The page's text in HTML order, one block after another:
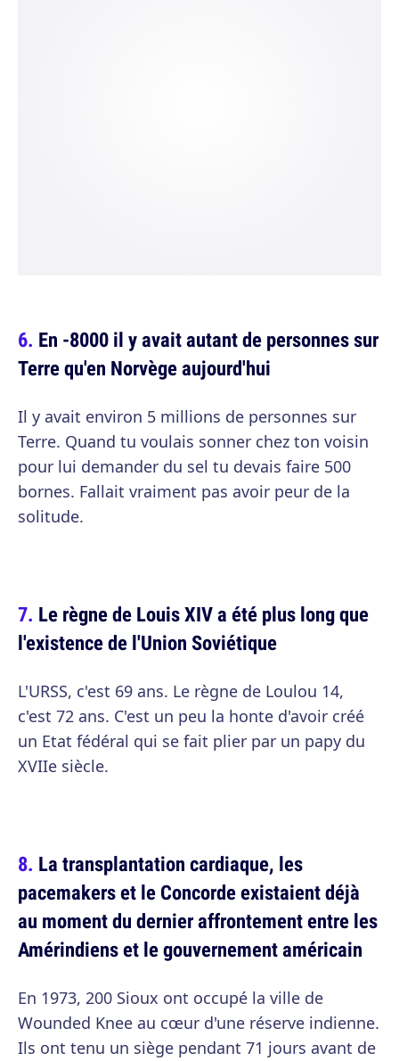
En -8000 il y avait autant de personnes sur
Terre qu'en Norvège aujourd'hui
Il y avait environ 5 millions de personnes sur
Terre. Quand tu voulais sonner chez ton voisin
pour lui demander du sel tu devais faire 500
bornes. Fallait vraiment pas avoir peur de la
solitude.
Le règne de Louis XIV a été plus long que
l'existence de l'Union Soviétique
L'URSS, c'est 69 ans. Le règne de Loulou 14,
c'est 72 ans. C'est un peu la honte d'avoir créé
un Etat fédéral qui se fait plier par un papy du
XVIIe siècle.
La transplantation cardiaque, les
pacemakers et le Concorde existaient déjà
au moment du dernier affrontement entre les
Amérindiens et le gouvernement américain
En 1973, 200 Sioux ont occupé la ville de
Wounded Knee au cœur d'une réserve indienne.
Ils ont tenu un siège pendant 71 jours avant de